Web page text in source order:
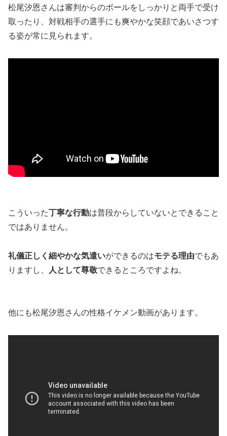
松尾汐恩さんは審判からのボールをしっかりと両手で受け
取ったり、対戦相手の選手にも爽やかな笑顔であいさつす
る姿が常に見られます。
こういった丁寧な行動は普段からしていないとできること
ではありません。
礼儀正しく細やかな気遣いができるのはモテる理由でもあ
りますし、
人として尊敬できるところですよね。
他にも松尾汐恩さんの性格イケメン動画があります。